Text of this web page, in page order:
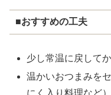
■おすすめの工夫
少し常温に戻して
温かいおつまみを
にく入り料理など）